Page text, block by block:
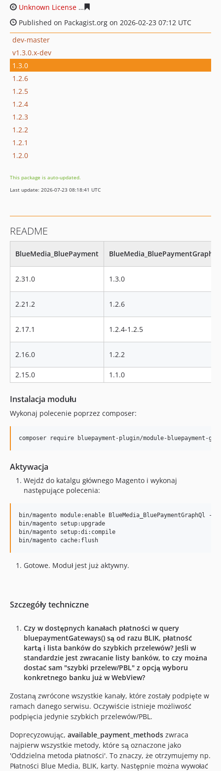
Unknown License
Published on Packagist.org on 2026-02-23 07:12 UTC
dev-master
v1.3.0.x-dev
1.3.0
1.2.6
1.2.5
1.2.4
1.2.3
1.2.2
1.2.1
1.2.0
This package is auto-updated.
Last update: 2026-07-23 08:18:41 UTC
README
BlueMedia_BluePayment BlueMedia_BluePaymentGraphQl
2.31.0 1.3.0
2.21.2 1.2.6
2.17.1 1.2.4-1.2.5
2.16.0 1.2.2
2.15.0 1.1.0
Instalacja modułu
Wykonaj polecenie poprzez composer:
composer require bluepayment-plugin/module-bluepayment-
Aktywacja
Wejdź do katalgu głównego Magento i wykonaj
następujące polecenia:
bin/magento module:enable BlueMedia_BluePaymentGraphQl
bin/magento setup:upgrade
bin/magento setup:di:compile
bin/magento cache:flush
Gotowe. Moduł jest już aktywny.
Szczegóły techniczne
Czy w dostępnych kanałach płatności w query
bluepaymentGateways() są od razu BLIK, płatność
kartą i lista banków do szybkich przelewów? Jeśli w
standardzie jest zwracanie listy banków, to czy można
dostać sam "szybki przelew/PBL" z opcją wyboru
konkretnego banku już w WebView?
Zostaną zwrócone wszystkie kanały, które zostały podpięte w
ramach danego serwisu. Oczywiście istnieje możliwość
podpięcia jedynie szybkich przelewów/PBL.
Doprecyzowując, available_payment_methods zwraca
najpierw wszystkie metody, które są oznaczone jako
'Oddzielna metoda płatności'. To znaczy, że otrzymujemy np.
Płatności Blue Media, BLIK, karty. Następnie można wywołać